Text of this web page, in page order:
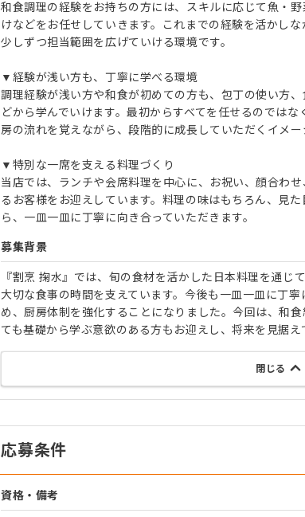
和食調理の経験をお持ちの方には、スキルに応じて魚・
けなどをお任せしていきます。これまでの経験を活かし
少しずつ担当範囲を広げていける環境です。
▼経験が浅い方も、丁寧に学べる環境
調理経験が浅い方や和食が初めての方も、包丁の使い方
どから学んでいけます。最初からすべてを任せるのでは
房の流れを覚えながら、段階的に成長していただくイメー
▼特別な一席を支える料理づくり
当店では、ランチや会席料理を中心に、お祝い、顔合わ
るお客様をお迎えしています。料理の味はもちろん、見
ら、一皿一皿に丁寧に向き合っていただきます。
募集背景
『割烹 掬水』では、旬の食材を活かした日本料理を通じ
大切な食事の時間を支えています。今後も一皿一皿に丁
め、厨房体制を強化することになりました。今回は、和
ても基礎から学ぶ意欲のある方もお迎えし、将来を見据え
閉じる
応募条件
資格・備考